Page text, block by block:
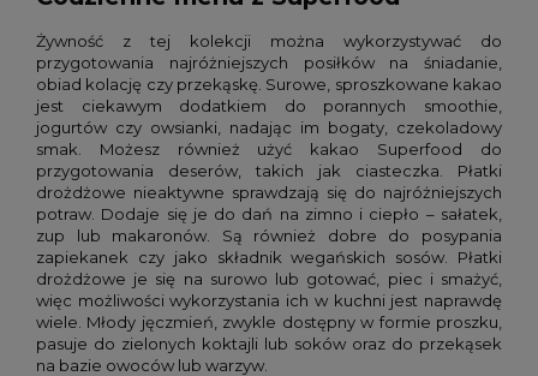
Żywność z tej kolekcji można wykorzystywać do
przygotowania najróżniejszych posiłków na śniadanie,
obiad kolację czy przekąskę. Surowe, sproszkowane kakao
jest ciekawym dodatkiem do porannych smoothie,
jogurtów czy owsianki, nadając im bogaty, czekoladowy
smak. Możesz również użyć kakao Superfood do
przygotowania deserów, takich jak ciasteczka. Płatki
drożdżowe nieaktywne sprawdzają się do najróżniejszych
potraw. Dodaje się je do dań na zimno i ciepło – sałatek,
zup lub makaronów. Są również dobre do posypania
zapiekanek czy jako składnik wegańskich sosów. Płatki
drożdżowe je się na surowo lub gotować, piec i smażyć,
więc możliwości wykorzystania ich w kuchni jest naprawdę
wiele. Młody jęczmień, zwykle dostępny w formie proszku,
pasuje do zielonych koktajli lub soków oraz do przekąsek
na bazie owoców lub warzyw.